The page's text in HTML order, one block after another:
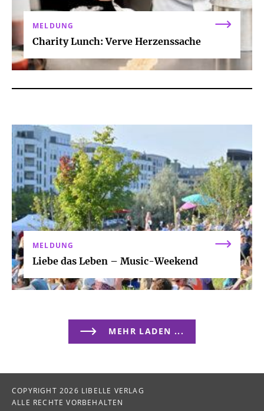
MELDUNG
Charity Lunch: Verve Herzenssache
MELDUNG
Liebe das Leben – Music-Weekend
MEHR LADEN ...
COPYRIGHT 2026 LIBELLE VERLAG
ALLE RECHTE VORBEHALTEN